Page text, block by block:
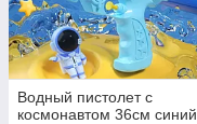
Водный пистолет с
космонавтом 36см синий